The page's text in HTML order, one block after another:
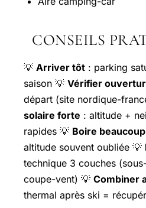
CONSEILS
💡 Arriver tôt : parking
saison 💡 Vérifier
départ (site nordique-
solaire forte : altitude +
rapides 💡 Boire beaucoup
altitude souvent oubliée 💡
technique 3 couches
coupe-vent) 💡 Combiner
thermal après ski =